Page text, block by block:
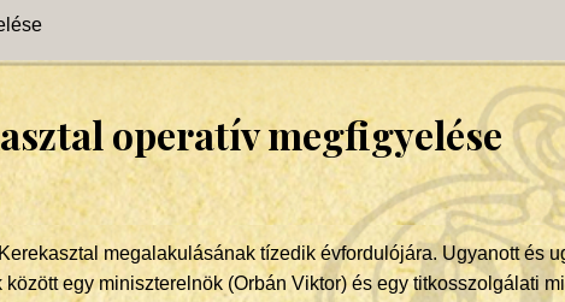
operatív megfigyelése
megalakulásának tízedik évfordulójára. Ugyanott és
egy miniszterelnök (Orbán Viktor) és egy titkosszolgálati